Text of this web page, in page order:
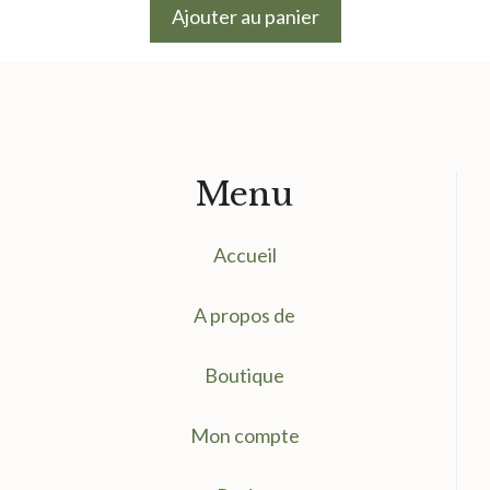
actuel
Ajouter au panier
Menu
Accueil
A propos de
Boutique
Mon compte